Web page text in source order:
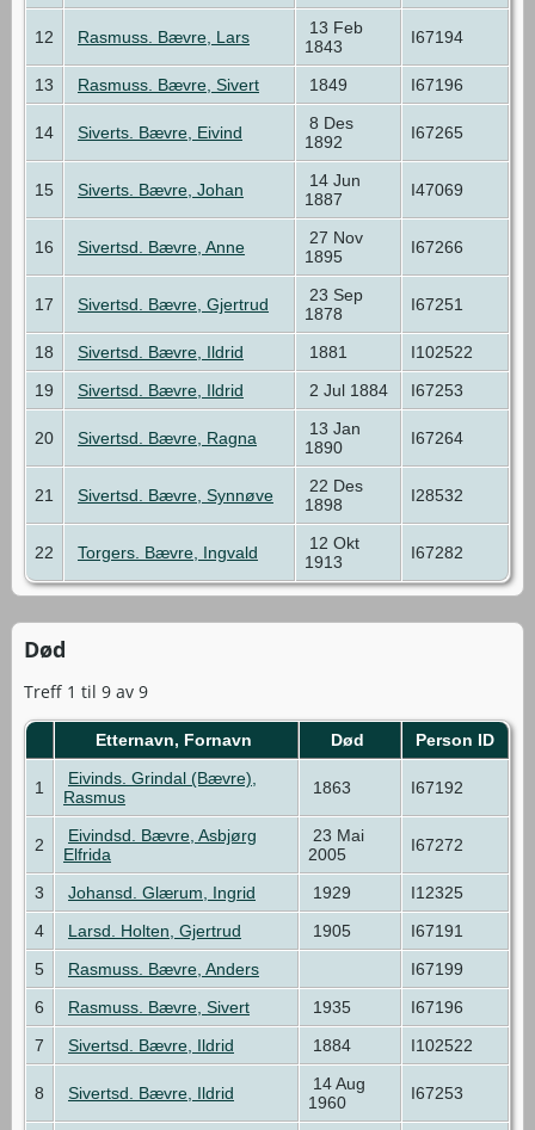
12 Rasmuss. Bævre, Lars
13 Feb
1843
I67194
13 Rasmuss. Bævre, Sivert 1849 I67196
14 Siverts. Bævre, Eivind
8 Des
1892
I67265
15 Siverts. Bævre, Johan
14 Jun
1887
I47069
16 Sivertsd. Bævre, Anne
27 Nov
1895
I67266
17 Sivertsd. Bævre, Gjertrud
23 Sep
1878
I67251
18 Sivertsd. Bævre, Ildrid 1881
I102522
19
Sivertsd. Bævre, Ildrid 2 Jul 1884 I67253
20 Sivertsd. Bævre, Ragna
13 Jan
1890
I67264
21 Sivertsd. Bævre, Synnøve
22 Des
1898
I28532
22 Torgers. Bævre, Ingvald
12 Okt
1913
I67282
Død
Treff 1 til 9 av 9
Etternavn, Fornavn Død Person ID
1
Eivinds. Grindal (Bævre),
Rasmus
1863 I67192
2
Eivindsd. Bævre, Asbjørg
Elfrida
23 Mai
2005
I67272
3 Johansd. Glærum, Ingrid 1929
I12325
4
Larsd. Holten, Gjertrud 1905
I67191
5
Rasmuss. Bævre, Anders
I67199
6
Rasmuss. Bævre, Sivert 1935
I67196
7
Sivertsd. Bævre, Ildrid 1884 I102522
8 Sivertsd. Bævre, Ildrid
14 Aug
1960
I67253